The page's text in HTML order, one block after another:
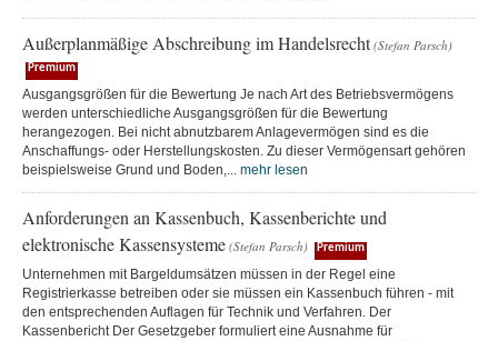
Außerplanmäßige Abschreibung im Handelsrecht (Stefan Parsch)
Premium
Ausgangsgrößen für die Bewertung Je nach Art des Betriebsvermögens
werden unterschiedliche Ausgangsgrößen für die Bewertung
herangezogen. Bei nicht abnutzbarem Anlagevermögen sind es die
Anschaffungs- oder Herstellungskosten. Zu dieser Vermögensart gehören
beispielsweise Grund und Boden,... mehr lesen
Anforderungen an Kassenbuch, Kassenberichte und
elektronische Kassensysteme (Stefan Parsch) Premium
Unternehmen mit Bargeldumsätzen müssen in der Regel eine
Registrierkasse betreiben oder sie müssen ein Kassenbuch führen - mit
den entsprechenden Auflagen für Technik und Verfahren. Der
Kassenbericht Der Gesetzgeber formuliert eine Ausnahme für